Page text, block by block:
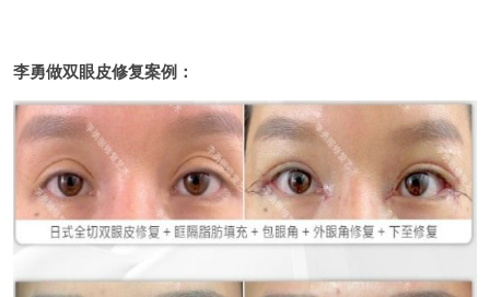
李勇做双眼皮修复案例：